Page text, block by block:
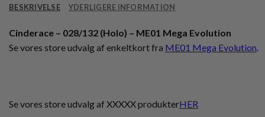
BESKRIVELSE YDERLIGERE INFORMATION
Cinderace – 028/132 (Holo) – ME01 Mega Evolution
Se vores store udvalg af enkeltkort fra ME01 Mega Evolution.
Se vores store udvalg af XXXXX produkterHER